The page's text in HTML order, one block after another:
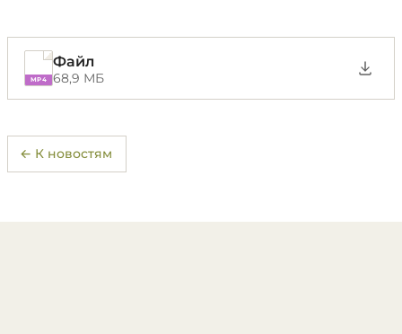
MP4
Файл
68,9 МБ
← К новостям